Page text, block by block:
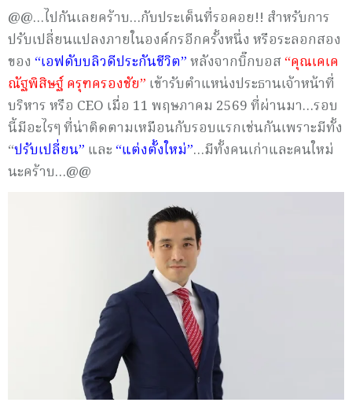
@@…ไปกันเลยคร้าบ…กับประเด็นที่รอคอย!! สำหรับการ
ปรับเปลี่ยนแปลงภายในองค์กรอีกครั้งหนึ่ง หรือระลอกสอง
ของ “เอฟดับบลิวดีประกันชีวิต”หลังจากบิ๊กบอส “คุณเคเค
ณัฐพิสิษฐ์ ครุฑครองชัย” เข้ารับตำแหน่งประธานเจ้าหน้าที่
บริหาร หรือ CEO เมื่อ 11 พฤษภาคม 2569 ที่ผ่านมา…รอบ
นี้มีอะไรๆ ที่น่าติดตามเหมือนกับรอบแรกเช่นกันเพราะมีทั้ง
“ปรับเปลี่ยน” และ “แต่งตั้งใหม่”…มีทั้งคนเก่าและคนใหม่
นะคร้าบ…@@